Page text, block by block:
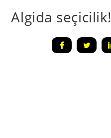
Algida seçicilik!